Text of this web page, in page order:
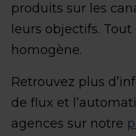
produits sur les
leurs objectifs.
homogène.
Retrouvez plus
de flux et
agences sur notre